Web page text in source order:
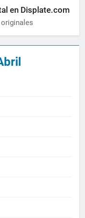
en Displate.com